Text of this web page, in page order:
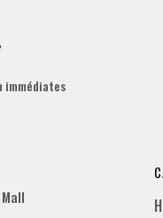
immédiates